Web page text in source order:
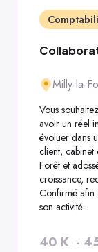
Milly-la-
Vous
avoir un réel
évoluer dans
client, cabinet
Forêt et
croissance,
Confirmé afin
son activité.
40 K -